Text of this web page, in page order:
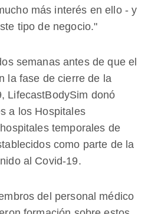
más interés en ello - y
tipo de negocio."
semanas antes de que el
la fase de cierre de la
LifecastBodySim donó
a los Hospitales
temporales de
como parte de la
al Covid-19.
del personal médico